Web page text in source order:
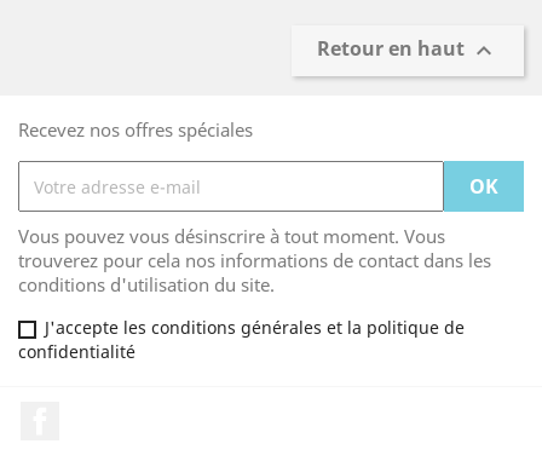
Retour en haut 
Recevez nos offres spéciales
Vous pouvez vous désinscrire à tout moment. Vous
trouverez pour cela nos informations de contact dans les
conditions d'utilisation du site.
J'accepte les conditions générales et la politique de
confidentialité